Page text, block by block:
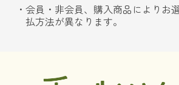
会員・非会員、購入商品によりお
払方法が異なります。